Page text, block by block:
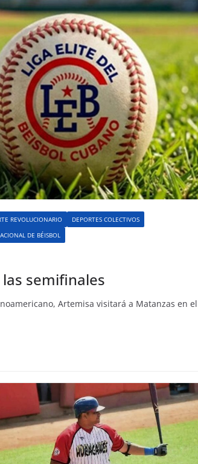
REVOLUCIONARIO
DEPORTES COLECTIVOS
DE BÉISBOL
semifinales
Artemisa visitará a Matanzas en el